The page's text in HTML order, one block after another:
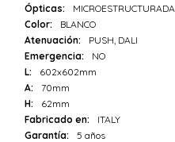
Ópticas:
MICROESTRUCTURADA
Color:
BLANCO
Atenuación:
PUSH, DALI
Emergencia:
NO
L:
602x602mm
A:
70mm
H:
62mm
Fabricado en:
ITALY
Garantía:
5 años